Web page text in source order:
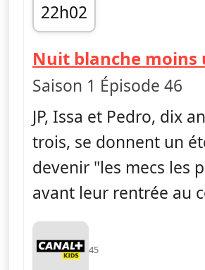
22h02
fin 22h12
Nuit blanche moins
Saison 1 Épisode 46
JP, Issa et Pedro, dix
trois, se donnent un
devenir "les mecs les
avant leur rentrée au
45